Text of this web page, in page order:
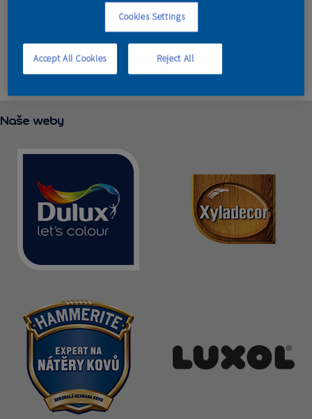
AKCE A NOVINKY
AKADEMIE
PARTNEŘI
KONTAKT
Ostatní partneři
Naše weby
Cookies Settings
Reject All
Accept All Cookies